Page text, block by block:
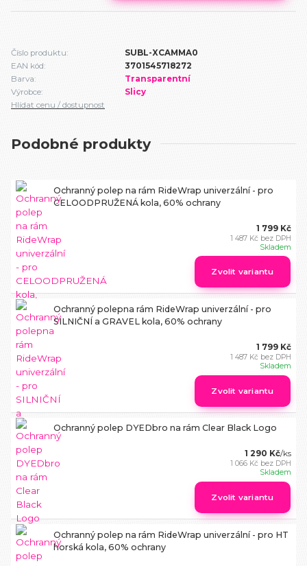
Číslo produktu:
SUBL-XCAMMA0
EAN kód:
3701545718272
Barva:
Transparentní
Výrobce:
Slicy
Hlídat cenu / dostupnost
Podobné produkty
Ochranný polep na rám RideWrap univerzální - pro
CELOODPRUŽENÁ kola, 60% ochrany
1 799 Kč
1 487 Kč bez DPH
Skladem
Zvolit variantu
Ochranný polepna rám RideWrap univerzální - pro
SILNIČNÍ a GRAVEL kola, 60% ochrany
1 799 Kč
1 487 Kč bez DPH
Skladem
Zvolit variantu
Ochranný polep DYEDbro na rám Clear Black Logo
1 290 Kč/ks
1 066 Kč bez DPH
Skladem
Zvolit variantu
Ochranný polep na rám RideWrap univerzální - pro HT
horská kola, 60% ochrany